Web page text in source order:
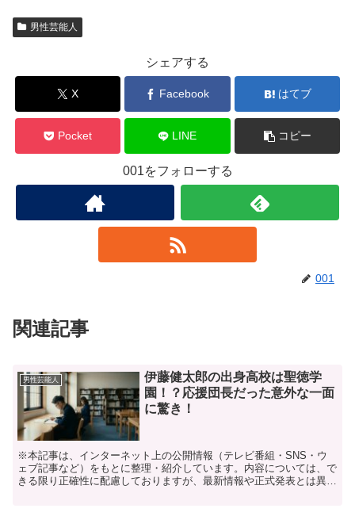
男性芸能人
シェアする
X Facebook はてブ
Pocket LINE コピー
001をフォローする
001
関連記事
男性芸能人
伊藤健太郎の出身高校は聖徳学
園！？応援団長だった意外な一面
に驚き！
※本記事は、インターネット上の公開情報（テレビ番組・SNS・ウ
ェブ記事など）をもとに整理・紹介しています。内容については、で
きる限り正確性に配慮しておりますが、最新情報や正式発表とは異な